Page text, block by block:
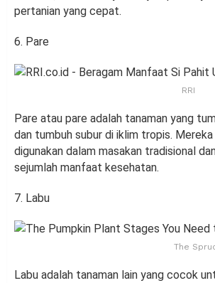
pertanian yang cepat.
6. Pare
RRI
Pare atau pare adalah tanaman yang
dan tumbuh subur di iklim tropis. Mereka
digunakan dalam masakan tradisional
sejumlah manfaat kesehatan.
7. Labu
The
Labu adalah tanaman lain yang cocok